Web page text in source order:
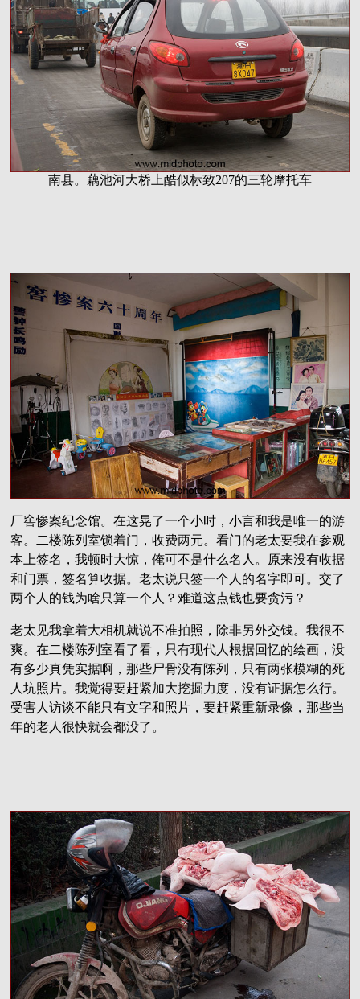
南县。藕池河大桥上酷似标致207的三轮摩托车
厂窖惨案纪念馆。在这晃了一个小时，小言和我是唯一的游
客。二楼陈列室锁着门，收费两元。看门的老太要我在参观
本上签名，我顿时大惊，俺可不是什么名人。原来没有收据
和门票，签名算收据。老太说只签一个人的名字即可。交了
两个人的钱为啥只算一个人？难道这点钱也要贪污？
老太见我拿着大相机就说不准拍照，除非另外交钱。我很不
爽。在二楼陈列室看了看，只有现代人根据回忆的绘画，没
有多少真凭实据啊，那些尸骨没有陈列，只有两张模糊的死
人坑照片。我觉得要赶紧加大挖掘力度，没有证据怎么行。
受害人访谈不能只有文字和照片，要赶紧重新录像，那些当
年的老人很快就会都没了。